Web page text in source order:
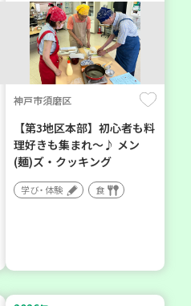
神戸市須磨区
【第3地区本部】初心者も料
理好きも集まれ～♪ メン
(麺)ズ・クッキング
学び・体験 食